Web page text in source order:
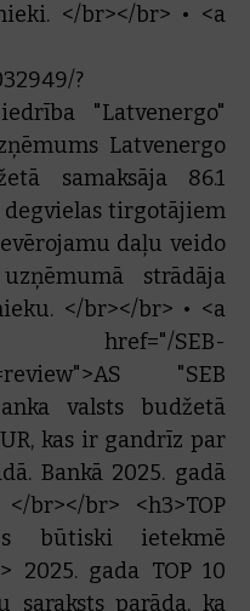
</br></br> • <a
?
"Latvenergo"
Latvenergo
samaksāja 86.1
tirgotājiem
daļu veido
strādāja
</br></br> • <a
href="/SEB-
"SEB
valsts budžetā
kas ir gandrīz par
Bankā 2025. gadā
br></br> <h3>TOP
būtiski ietekmē
2025. gada TOP 10
saraksts parāda, ka